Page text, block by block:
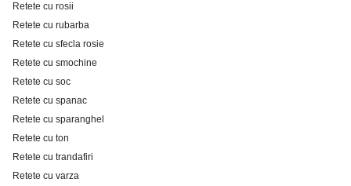
Retete cu rosii
Retete cu rubarba
Retete cu sfecla rosie
Retete cu smochine
Retete cu soc
Retete cu spanac
Retete cu sparanghel
Retete cu ton
Retete cu trandafiri
Retete cu varza